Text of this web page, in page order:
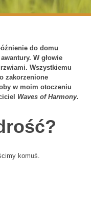
do domu
W głowie
Wszystkiemu
zakorzenione
w moim otoczeniu
Waves of Harmony.
komuś.